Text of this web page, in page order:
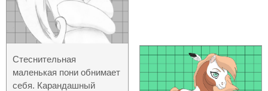
Стеснительная
маленькая пони обнимает
себя. Карандашный